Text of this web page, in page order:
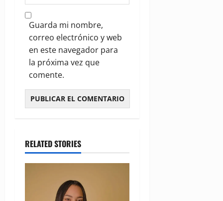
Guarda mi nombre,
correo electrónico y web
en este navegador para
la próxima vez que
comente.
RELATED STORIES